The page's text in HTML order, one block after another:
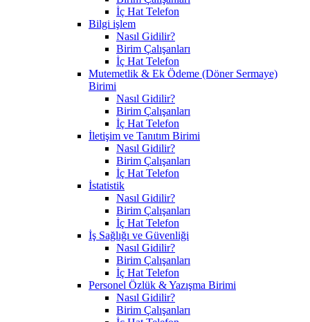
İç Hat Telefon
Bilgi işlem
Nasıl Gidilir?
Birim Çalışanları
İç Hat Telefon
Mutemetlik & Ek Ödeme (Döner Sermaye)
Birimi
Nasıl Gidilir?
Birim Çalışanları
İç Hat Telefon
İletişim ve Tanıtım Birimi
Nasıl Gidilir?
Birim Çalışanları
İç Hat Telefon
İstatistik
Nasıl Gidilir?
Birim Çalışanları
İç Hat Telefon
İş Sağlığı ve Güvenliği
Nasıl Gidilir?
Birim Çalışanları
İç Hat Telefon
Personel Özlük & Yazışma Birimi
Nasıl Gidilir?
Birim Çalışanları